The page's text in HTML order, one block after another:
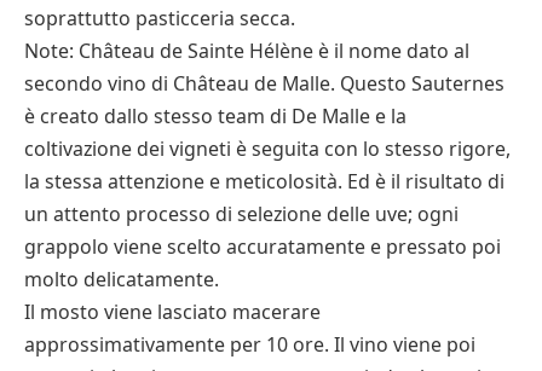
soprattutto pasticceria secca.
Note: Château de Sainte Hélène è il nome dato al
secondo vino di Château de Malle. Questo Sauternes
è creato dallo stesso team di De Malle e la
coltivazione dei vigneti è seguita con lo stesso rigore,
la stessa attenzione e meticolosità. Ed è il risultato di
un attento processo di selezione delle uve; ogni
grappolo viene scelto accuratamente e pressato poi
molto delicatamente.
Il mosto viene lasciato macerare
approssimativamente per 10 ore. Il vino viene poi